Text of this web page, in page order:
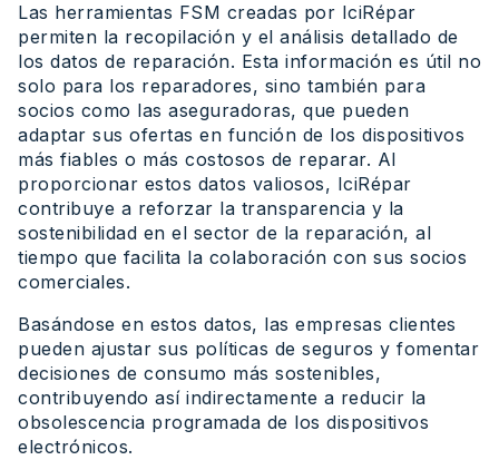
Las herramientas FSM creadas por IciRépar
permiten la recopilación y el análisis detallado de
los datos de reparación. Esta información es útil no
solo para los reparadores, sino también para
socios como las aseguradoras, que pueden
adaptar sus ofertas en función de los dispositivos
más fiables o más costosos de reparar. Al
proporcionar estos datos valiosos, IciRépar
contribuye a reforzar la transparencia y la
sostenibilidad en el sector de la reparación, al
tiempo que facilita la colaboración con sus socios
comerciales.
Basándose en estos datos, las empresas clientes
pueden ajustar sus políticas de seguros y fomentar
decisiones de consumo más sostenibles,
contribuyendo así indirectamente a reducir la
obsolescencia programada de los dispositivos
electrónicos.